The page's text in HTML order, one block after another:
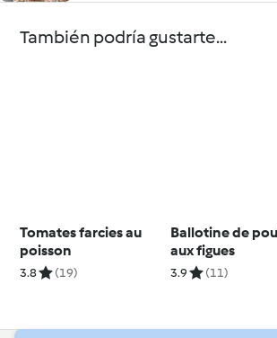
También podría gustarte...
Tomates farcies au
poisson
3.8 (19)
Ballotine de
aux figues
3.9 (11)